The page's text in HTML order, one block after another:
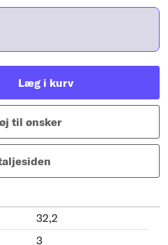
Læg i kurv
til ønsker
32,2
3